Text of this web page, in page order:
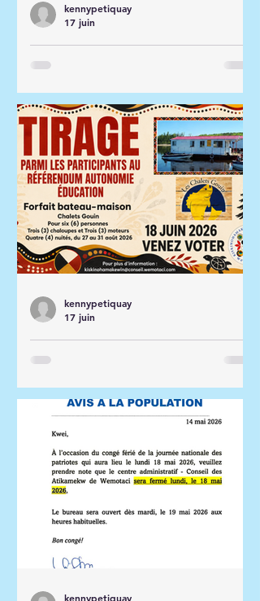
Référendum Avis - 18 juin
2026
kennypetiquay
17 juin
Tirage au référendum
autonomie éducation - 18
juin 2026
kennypetiquay
17 juin
kennypetiquay